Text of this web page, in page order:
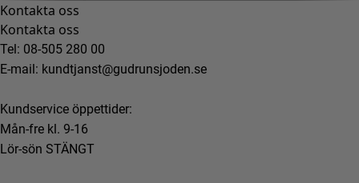
Kontakta oss
Kontakta oss
Tel: 08-505 280 00
E-mail: kundtjanst@gudrunsjoden.se
Kundservice öppettider:
Mån-fre kl. 9-16
Lör-sön STÄNGT